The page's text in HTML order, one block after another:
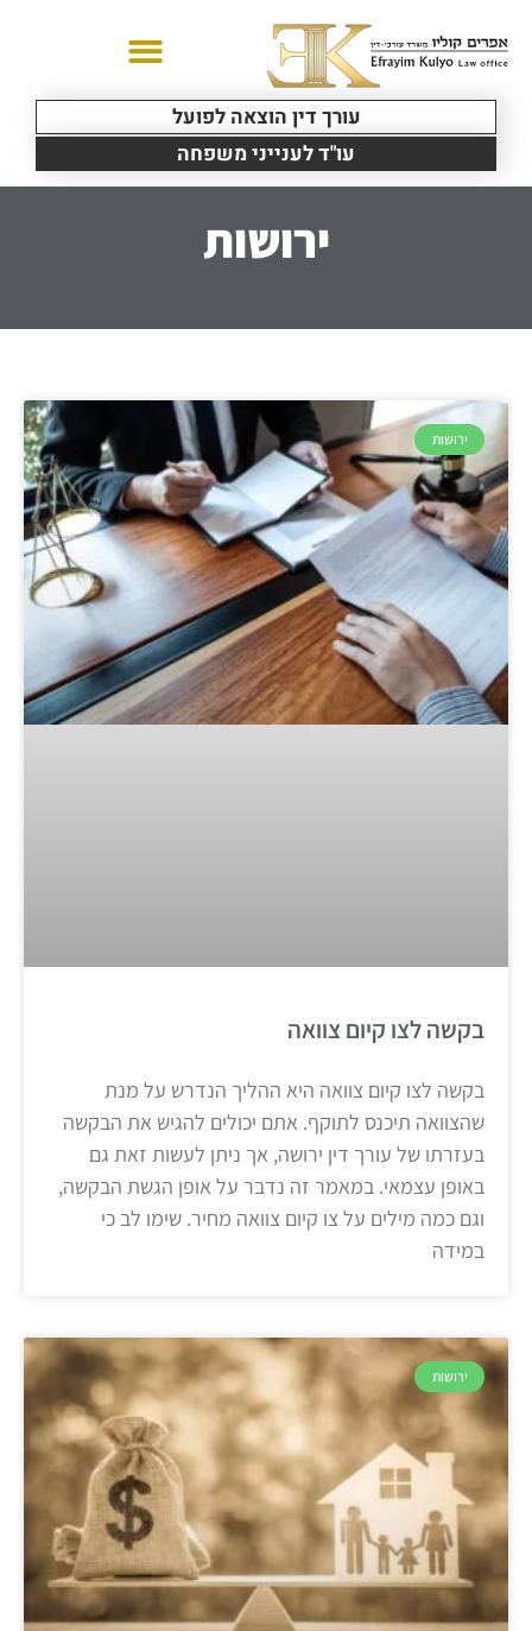
עורך דין הוצאה לפועל
עו"ד לענייני משפחה
ירושות
ירושות
בקשה לצו קיום צוואה
בקשה לצו קיום צוואה היא ההליך הנדרש על מנת
שהצוואה תיכנס לתוקף. אתם יכולים להגיש את הבקשה
בעזרתו של עורך דין ירושה, אך ניתן לעשות זאת גם
באופן עצמאי. במאמר זה נדבר על אופן הגשת הבקשה,
וגם כמה מילים על צו קיום צוואה מחיר. שימו לב כי
במידה
ירושות